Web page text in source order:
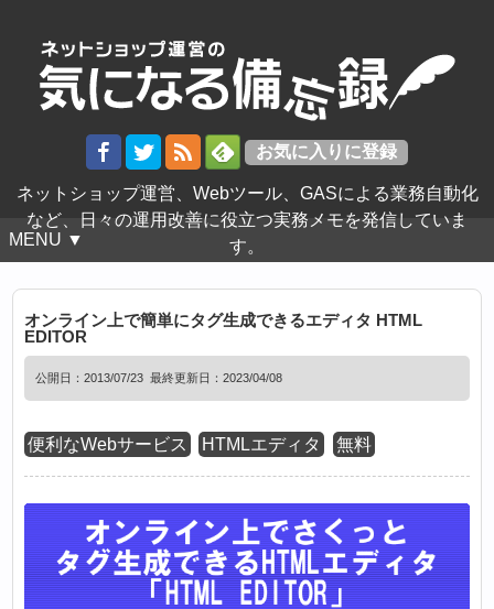
ネットショップ運営、Webツール、GASによる業務自動化
など、日々の運用改善に役立つ実務メモを発信していま
す。
MENU ▼
オンライン上で簡単にタグ生成できるエディタ HTML
EDITOR
公開日：2013/07/23 最終更新日：2023/04/08
便利なWebサービス HTMLエディタ 無料